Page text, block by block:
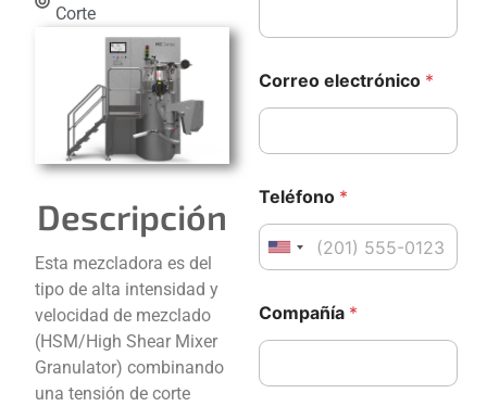
Corte
Descripción
Esta mezcladora es del
tipo de alta intensidad y
velocidad de mezclado
(HSM/High Shear Mixer
Granulator) combinando
una tensión de corte
o
m
l
t
o
C
o
m
a
í
a
Correo electrónico *
Teléfono *
United States +1
C
o
p
Compañía *